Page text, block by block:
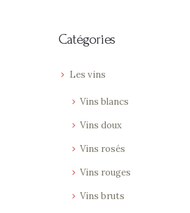
Catégories
Les vins
Vins blancs
Vins doux
Vins rosés
Vins rouges
Vins bruts